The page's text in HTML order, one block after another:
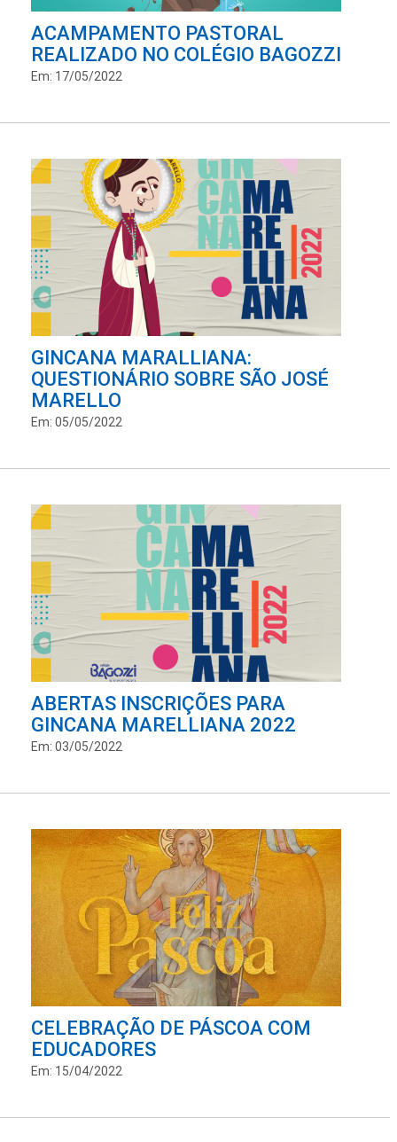
ACAMPAMENTO PASTORAL
REALIZADO NO COLÉGIO BAGOZZI
Em: 17/05/2022
GINCANA MARALLIANA:
QUESTIONÁRIO SOBRE SÃO JOSÉ
MARELLO
Em: 05/05/2022
ABERTAS INSCRIÇÕES PARA
GINCANA MARELLIANA 2022
Em: 03/05/2022
CELEBRAÇÃO DE PÁSCOA COM
EDUCADORES
Em: 15/04/2022